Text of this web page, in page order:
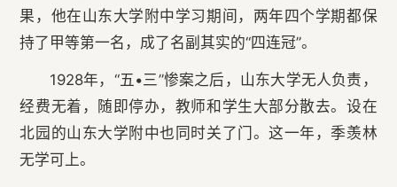
果，他在山东大学附中学习期间，两年四个学期都保
持了甲等第一名，成了名副其实的“四连冠”。
1928年，“五•三”惨案之后，山东大学无人负责，
经费无着，随即停办，教师和学生大部分散去。设在
北园的山东大学附中也同时关了门。这一年，季羡林
无学可上。